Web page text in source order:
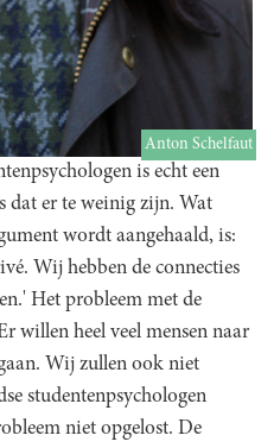
Anton Schelfaut
is echt een
dat er te weinig zijn. Wat
wordt aangehaald, is:
Wij hebben de connecties
Het probleem met de
willen heel veel mensen naar
Wij zullen ook niet
studentenpsychologen
niet opgelost. De